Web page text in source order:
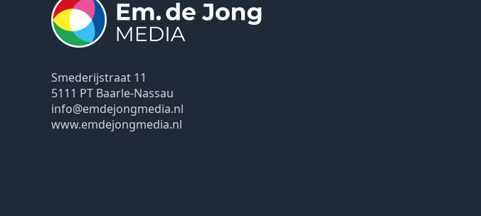
Smederijstraat 11
5111 PT Baarle-Nassau
info@emdejongmedia.nl
www.emdejongmedia.nl